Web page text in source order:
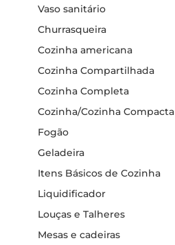
Vaso sanitário
Churrasqueira
Cozinha americana
Cozinha Compartilhada
Cozinha Completa
Cozinha/Cozinha Compacta
Fogão
Geladeira
Itens Básicos de Cozinha
Liquidificador
Louças e Talheres
Mesas e cadeiras